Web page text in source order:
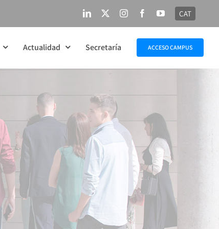
LinkedIn InstagramFacebookYouTube
CAT
Actualidad Secretaría ACCESO CAMPUS